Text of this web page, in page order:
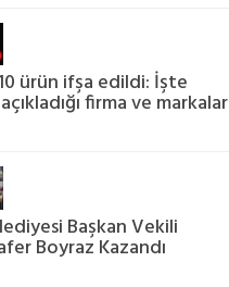
ürün ifşa edildi: İşte
firma ve markalar
Başkan Vekili
Boyraz Kazandı